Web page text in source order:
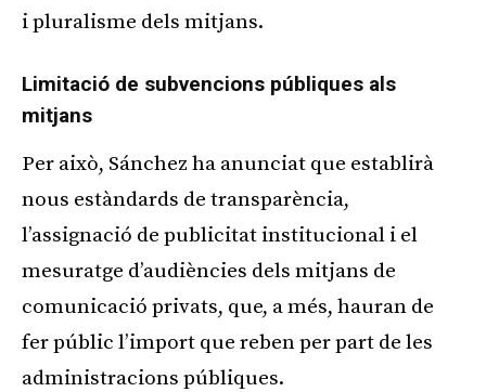
i pluralisme dels mitjans.
Limitació de subvencions públiques als
mitjans
Per això, Sánchez ha anunciat que establirà
nous estàndards de transparència,
l’assignació de publicitat institucional i el
mesuratge d’audiències dels mitjans de
comunicació privats, que, a més, hauran de
fer públic l’import que reben per part de les
administracions públiques.